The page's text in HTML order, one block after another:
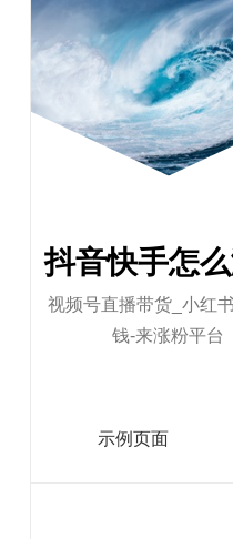
抖音快手怎
视频号直播带货_小红
钱-来涨粉平台
示例页面